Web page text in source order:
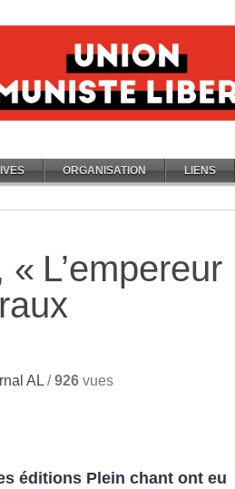
ORGANISATION LIENS
« L’empereur
AL /926 vues
éditions Plein chant ont eu